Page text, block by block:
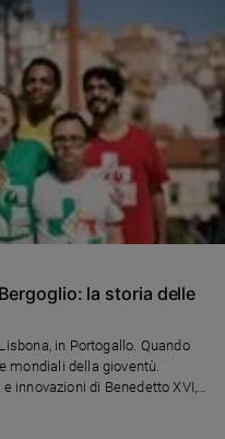
la storia delle
in Portogallo. Quando
mondiali della gioventù.
innovazioni di Benedetto XVI,
a Rio de Janeiro (2013),